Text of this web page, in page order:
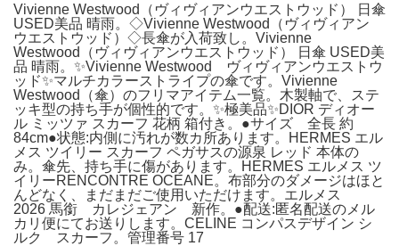
Vivienne Westwood（ヴィヴィアンウエストウッド） 日傘
USED美品 晴雨。◇Vivienne Westwood（ヴィヴィアン
ウエストウッド）◇長傘が入荷致し。Vivienne
Westwood（ヴィヴィアンウエストウッド） 日傘 USED美
品 晴雨。✨Vivienne Westwood ヴィヴィアンウエストウ
ッド✨マルチカラーストライプの傘です。Vivienne
Westwood（傘）のフリマアイテム一覧。木製軸で、ステ
ッキ型の持ち手が個性的です。✨極美品✨DIOR ディオー
ル ミッツァ スカーフ 花柄 箱付き。●サイズ 全長 約
84cm●状態:内側に汚れが数カ所あります。HERMES エル
メス ツイリー スカーフ ペガサスの源泉 レッド 本体の
み。傘先、持ち手に傷があります。HERMES エルメス ツ
イリーRENCONTRE OCEANE。布部分のダメージはほと
んどなく、まだまだご使用いただけます。エルメス
2026 馬銜 カレジェアン 新作。●配送:匿名配送のメル
カリ便にてお送りします。CELINE コンパスデザイン シ
ルク スカーフ。管理番号 17